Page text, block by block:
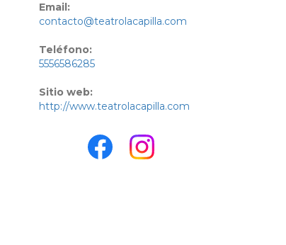
Email:
contacto@teatrolacapilla.com
Teléfono:
5556586285
Sitio web:
http://www.teatrolacapilla.com